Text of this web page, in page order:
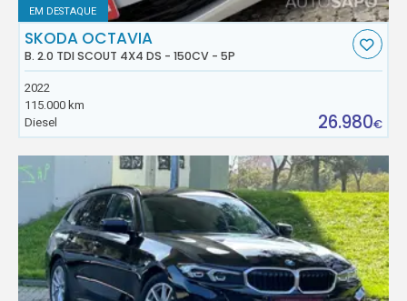
EM DESTAQUE
SKODA OCTAVIA
B. 2.0 TDI SCOUT 4X4 DS - 150CV - 5P
2022
115.000 km
Diesel
26.980€